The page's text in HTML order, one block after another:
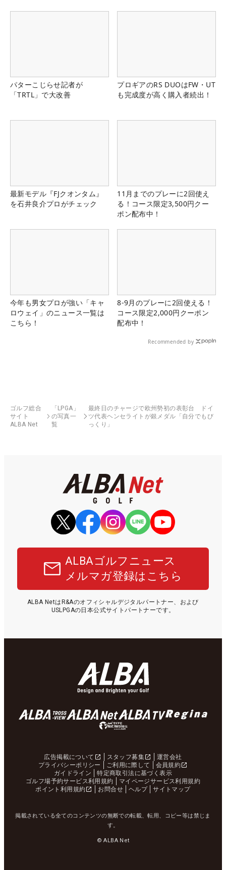
パターこじらせ記者が
「TRTL」で大改善
プロギアのRS DUOはFW・UT
も完成度が高く購入者続出！
最新モデル『FJクオンタム』
を石井良介プロがチェック
11月までのプレーに2回使え
る！コース限定3,500円クー
ポン配布中！
今年も男女プロが強い「キャ
ロウェイ」のニュース一覧は
こちら！
8-9月のプレーに2回使える！
コース限定2,000円クーポン
配布中！
Recommended by
ゴルフ総合
サイト
ALBA Net
「LPGA」
の写真一
覧
最終日のチャージで欧州勢初の表彰台 ドイ
ツ代表ヘンセライトが銀メダル「自分でもび
っくり」
ALBAゴルフニュース
メルマガ登録はこちら
ALBA NetはR&Aのオフィシャルデジタルパートナー、および
USLPGAの日本公式サイトパートナーです。
広告掲載について スタッフ募集
運営会社
プライバシーポリシー
ご利用に際して
会員規約
ガイドライン
特定商取引法に基づく表示
ゴルフ場予約サービス利用規約
マイページサービス利用規約
ポイント利用規約
お問合せ ヘルプ サイトマップ
掲載されている全てのコンテンツの無断での転載、転用、コピー等は禁じま
す。
© ALBA Net